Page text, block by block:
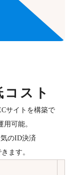
スト
サイトを構築で
可能。
のID決済
ます。